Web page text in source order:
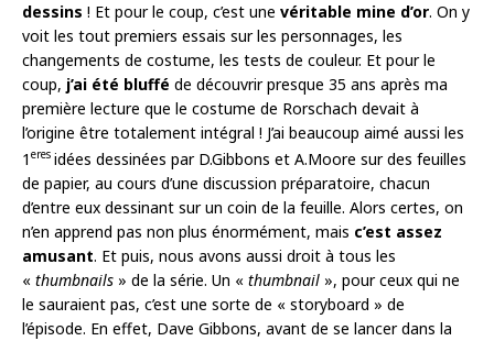
dessins ! Et pour le coup, c’est une véritable mine d’or. On y
voit les tout premiers essais sur les personnages, les
changements de costume, les tests de couleur. Et pour le
coup, j’ai été bluffé de découvrir presque 35 ans après ma
première lecture que le costume de Rorschach devait à
l’origine être totalement intégral ! J’ai beaucoup aimé aussi les
1 eres idées dessinées par D.Gibbons et A.Moore sur des feuilles
de papier, au cours d’une discussion préparatoire, chacun
d’entre eux dessinant sur un coin de la feuille. Alors certes, on
n’en apprend pas non plus énormément, mais c’est assez
amusant. Et puis, nous avons aussi droit à tous les
« thumbnails » de la série. Un « thumbnail », pour ceux qui ne
le sauraient pas, c’est une sorte de « storyboard » de
l’épisode. En effet, Dave Gibbons, avant de se lancer dans la